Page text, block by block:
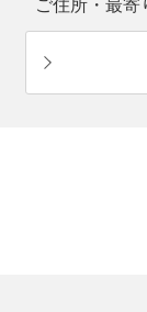
ご住所・最寄